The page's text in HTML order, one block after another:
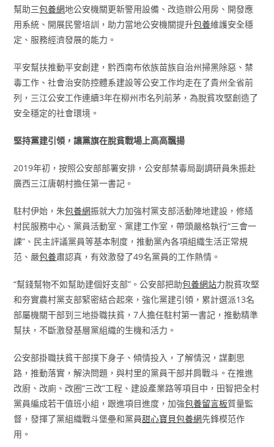
幫助三包養網地公安機關更新警用設備、改造辦公用房、開發應
用系統、開展民警培訓，助力當地公安機關提升包養維護安全穩
定、服務經濟發展的能力。
平安幫扶推動平安創建，黔西南布依族苗族自治州掃黑除惡、禁
毒工作、社會治安防控體系建設等公安工作均走在了貴州全省前
列，三江公安工作連續3年在柳州市名列前茅，為脫貧攻堅創造了
安全穩定的社會環境。
堅持黨建引領，讓黨旗在脫貧戰場上高高飄揚
2019年初，按照公安部部署安排，公安部禁毒局副調研員朱振赴
廣西三江唐朝村擔任第一書記。
駐村伊始，朱包養網振就大力加強村黨支部活動陣地建設，修繕
村民服務中心、黨員活動室、黨建工作室，帶頭嚴格執行“三會一
課”、民主評議黨員等基本制度，推動黨內各項組織生活正常規
范、嚴包養肅認真，有效激發了49名黨員的工作熱情。
“幫錢幫物不如幫助建個好支部”。公安部把助包養網站力脫貧攻堅
和夯實農村黨支部緊密結合起來，強化黨建引領，累計選派13名
部屬機關干部到三地掛職扶貧，7人擔任駐村第一書記，推動精準
幫扶，不斷激發基層黨組織的生機和活力。
公安部掛職扶貧干部撲下身子、傾情投入，了解情況，謀劃思
路，推動落實，解決問題，與村里的黨員干部并肩戰斗。在推進
改廚、改廁、改圈“三改”工程、建設產業路等項目中，田智把全村
黨員編成若干值班小組，跟進項目進度，加強包養留言板質量監
督，發揮了黨組織戰斗堡壘和黨員甜心寶貝包養網先鋒模范作
用。